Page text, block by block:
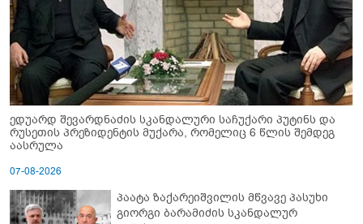
ედუარდ შევარდნაძის სკანდალური საჩუქარი პუტინს და
რუსეთის პრეზიდენტის მუქარა, რომელიც 6 წლის შემდეგ
აასრულა
07-08-2026
პაატა ზაქარეიშვილის მწვავე პასუხი
გიორგი ბარამიძის სკანდალურ